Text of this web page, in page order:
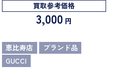
買取参考価格
3,000 円
恵比寿店
ブランド品
GUCCI